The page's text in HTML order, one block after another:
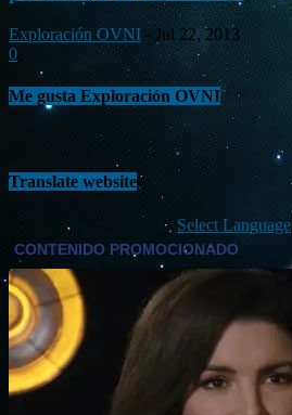
Exploración OVNI - Jul 22, 2013
0
Me gusta Exploración OVNI
Translate website
Select Language